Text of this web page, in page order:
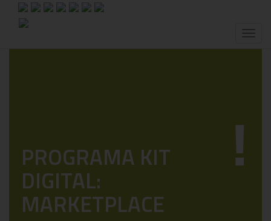
Toggle
!
PROGRAMA KIT
DIGITAL:
MARKETPLACE